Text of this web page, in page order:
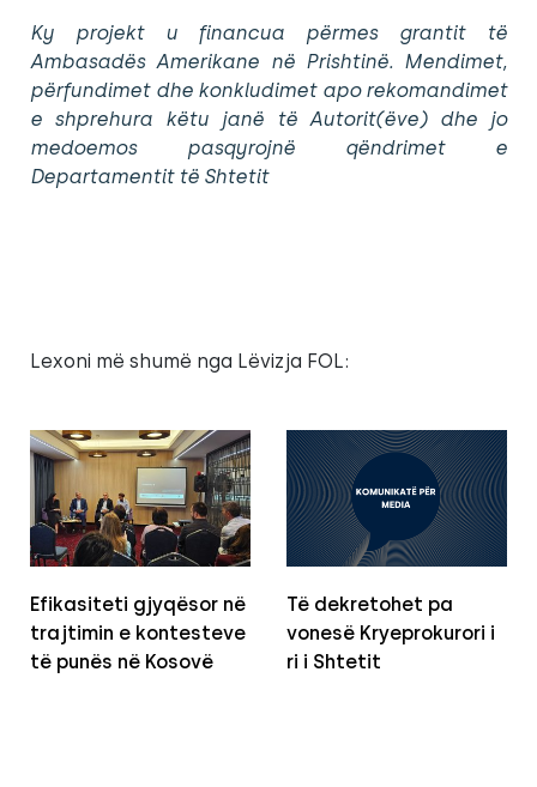
Ky projekt u financua përmes grantit të
Ambasadës Amerikane në Prishtinë. Mendimet,
përfundimet dhe konkludimet apo rekomandimet
e shprehura këtu janë të Autorit(ëve) dhe jo
medoemos pasqyrojnë qëndrimet e
Departamentit të Shtetit
Lexoni më shumë nga Lëvizja FOL:
Efikasiteti gjyqësor në
trajtimin e kontesteve
të punës në Kosovë
Të dekretohet pa
vonesë Kryeprokurori i
ri i Shtetit